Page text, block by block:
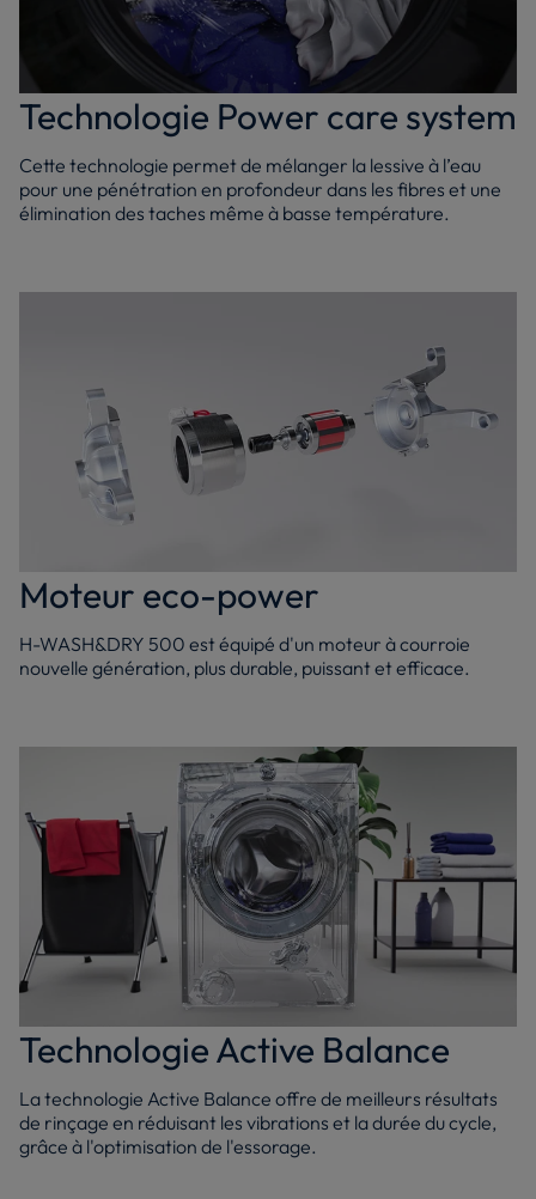
Technologie Power care system
Cette technologie permet de mélanger la lessive à l’eau
pour une pénétration en profondeur dans les fibres et une
élimination des taches même à basse température.
Moteur eco-power
H-WASH&DRY 500 est équipé d'un moteur à courroie
nouvelle génération, plus durable, puissant et efficace.
Technologie Active Balance
La technologie Active Balance offre de meilleurs résultats
de rinçage en réduisant les vibrations et la durée du cycle,
grâce à l'optimisation de l'essorage.